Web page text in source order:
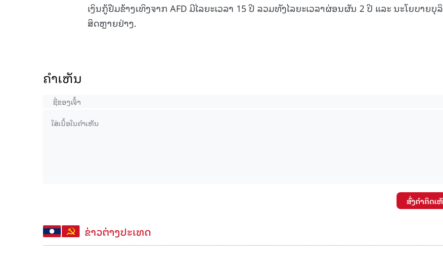
ເງິນກູ້ຢືມຂ້າງເທິງຈາກ AFD ມີໄລຍະເວລາ 15 ປີ ລວມທັງໄລຍະເວລາຜ່ອນຜັນ 2 ປີ ແລະ ນະໂຍບາຍບຸ
ສິດຫຼາຍຢ່າງ.
ຄໍາເຫັນ
ສົ່ງຄໍາຄິດເ
ຂ່າວຕ່າງປະເທດ